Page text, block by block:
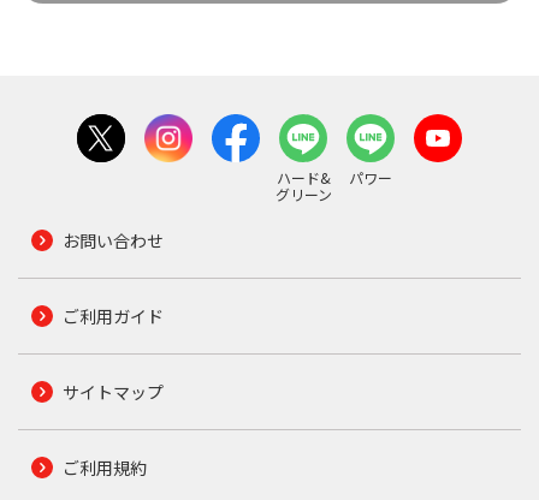
ハード&
グリーン
パワー
お問い合わせ
ご利用ガイド
サイトマップ
ご利用規約